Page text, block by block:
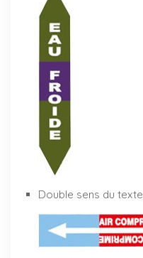
Double sens du texte